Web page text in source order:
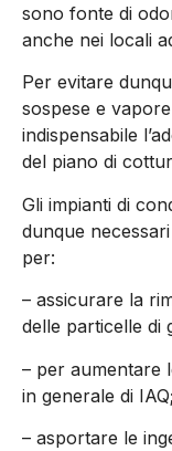
sono fonte di
anche nei locali
Per evitare
sospese e
indispensabile
del piano di
Gli impianti di
dunque
per:
– assicurare la
delle particelle di
– per aumentare
in generale di IAQ;
– asportare le